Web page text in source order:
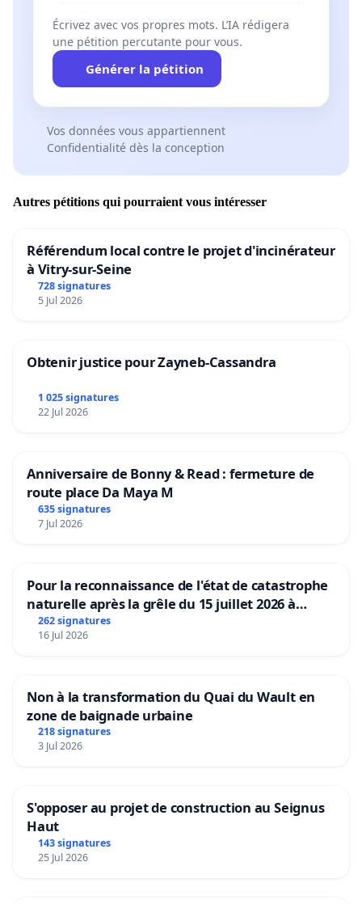
Écrivez avec vos propres mots. L’IA rédigera
une pétition percutante pour vous.
Générer la pétition
Vos données vous appartiennent
Confidentialité dès la conception
Autres pétitions qui pourraient vous intéresser
Référendum local contre le projet d'incinérateur
à Vitry-sur-Seine
728 signatures
5 Jul 2026
Obtenir justice pour Zayneb-Cassandra
1 025 signatures
22 Jul 2026
Anniversaire de Bonny & Read : fermeture de
route place Da Maya M
635 signatures
7 Jul 2026
Pour la reconnaissance de l'état de catastrophe
naturelle après la grêle du 15 juillet 2026 à
Aubenas et ses alentours
262 signatures
16 Jul 2026
Non à la transformation du Quai du Wault en
zone de baignade urbaine
218 signatures
3 Jul 2026
S'opposer au projet de construction au Seignus
Haut
143 signatures
25 Jul 2026